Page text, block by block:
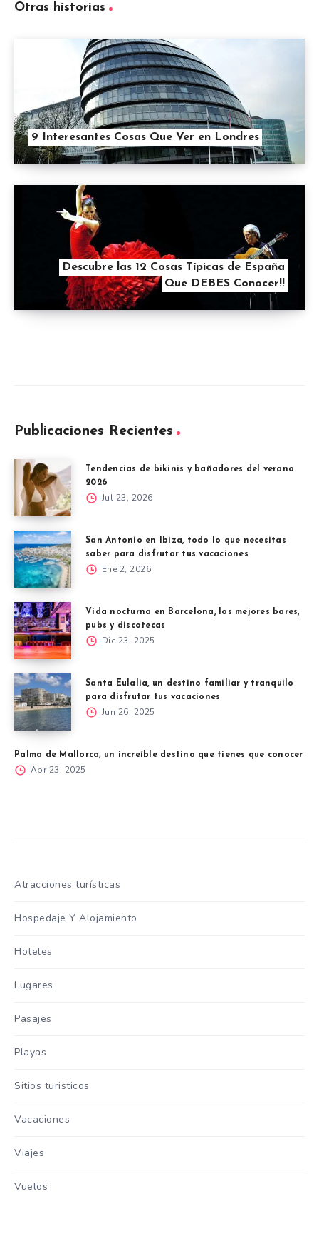
Otras historias
9 Interesantes Cosas Que Ver en Londres
Descubre las 12 Cosas Típicas de España
Que DEBES Conocer!!
Publicaciones Recientes
Tendencias de bikinis y bañadores del verano
2026
Jul 23, 2026
San Antonio en Ibiza, todo lo que necesitas
saber para disfrutar tus vacaciones
Ene 2, 2026
Vida nocturna en Barcelona, los mejores bares,
pubs y discotecas
Dic 23, 2025
Santa Eulalia, un destino familiar y tranquilo
para disfrutar tus vacaciones
Jun 26, 2025
Palma de Mallorca, un increíble destino que tienes que conocer
Abr 23, 2025
Atracciones turísticas
Hospedaje Y Alojamiento
Hoteles
Lugares
Pasajes
Playas
Sitios turisticos
Vacaciones
Viajes
Vuelos